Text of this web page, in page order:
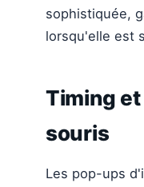
sophistiquée,
lorsqu'elle est
Timing
souris
Les pop-ups